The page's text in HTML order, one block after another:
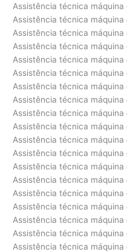
Assistência técnica
Assistência técnica máquina
Assistência técnica máquina
Assistência técnica máquina
Assistência técnica máquina
Assistência técnica máquina
Assistência técnica máquina
Assistência técnica
Assistência técnica
Assistência técnica máquina
Assistência técnica máquina
Assistência técnica
Assistência técnica máquina
Assistência técnica máquina
Assistência técnica máquina
Assistência técnica máquina
Assistência técnica
Assistência técnica máquina
Assistência técnica máquina